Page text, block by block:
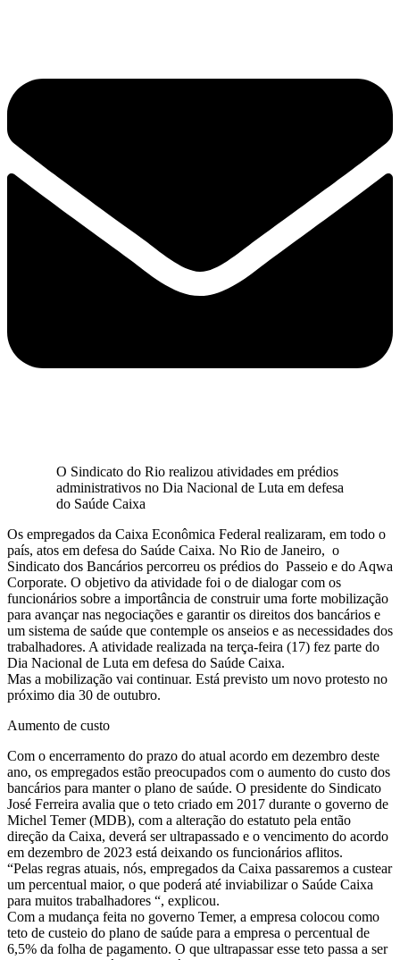
O Sindicato do Rio realizou atividades em prédios
administrativos no Dia Nacional de Luta em defesa
do Saúde Caixa
Os empregados da Caixa Econômica Federal realizaram, em todo o
país, atos em defesa do Saúde Caixa. No Rio de Janeiro, o
Sindicato dos Bancários percorreu os prédios do Passeio e do Aqwa
Corporate. O objetivo da atividade foi o de dialogar com os
funcionários sobre a importância de construir uma forte mobilização
para avançar nas negociações e garantir os direitos dos bancários e
um sistema de saúde que contemple os anseios e as necessidades dos
trabalhadores. A atividade realizada na terça-feira (17) fez parte do
Dia Nacional de Luta em defesa do Saúde Caixa.
Mas a mobilização vai continuar. Está previsto um novo protesto no
próximo dia 30 de outubro.
Aumento de custo
Com o encerramento do prazo do atual acordo em dezembro deste
ano, os empregados estão preocupados com o aumento do custo dos
bancários para manter o plano de saúde. O presidente do Sindicato
José Ferreira avalia que o teto criado em 2017 durante o governo de
Michel Temer (MDB), com a alteração do estatuto pela então
direção da Caixa, deverá ser ultrapassado e o vencimento do acordo
em dezembro de 2023 está deixando os funcionários aflitos.
“Pelas regras atuais, nós, empregados da Caixa passaremos a custear
um percentual maior, o que poderá até inviabilizar o Saúde Caixa
para muitos trabalhadores “, explicou.
Com a mudança feita no governo Temer, a empresa colocou como
teto de custeio do plano de saúde para a empresa o percentual de
6,5% da folha de pagamento. O que ultrapassar esse teto passa a ser